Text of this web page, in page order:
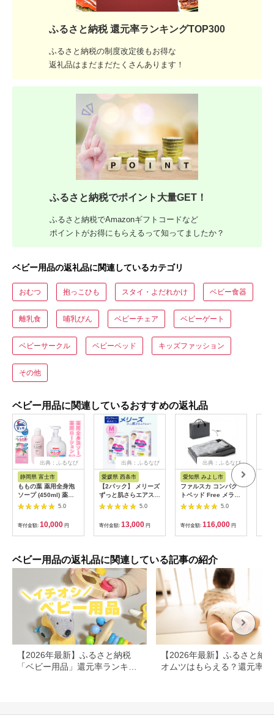
ふるさと納税 還元率ランキングTOP300
ふるさと納税の制度改定後もお得な
返礼品はまだまだたくさんあります！
ふるさと納税でポイント大量GET！
ふるさと納税でAmazonギフトコードなど
ポイントがお得にもらえるって知ってましたか？
ベビー用品の返礼品に関連しているカテゴリ
おむつ 抱っこひも スタイ・よだれかけ ベビー食器
離乳食 哺乳びん ベビーチェア ベビーゲート
ベビーサークル ベビーベッド キッズファッション
その他
ベビー用品に関連しているおすすめの返礼品
出典：ふるなび
静岡県 富士市
ももの葉 薬用全身泡
ソープ (450ml) 薬用
ローション (200ml)
ースキンケア ベビー
用品 赤ちゃん 無添加
弱酸性 低刺激 赤ちゃ
品 富士市 [sf012-030]
5.0
寄付金額: 10,000 円
出典：ふるなび
愛媛県 西条市
【2パック】 メリーズ
ずっと肌さらエアスル
ー 【パンツタイ
入り）×2パック ｜オ
ムツ 紙おむつ ベビー
用品
5.0
寄付金額: 13,000 円
出典：ふるなび
愛知県 みよし市
ファルスカ コンパク
トベッド Free メラン
ジグレー
5.0
寄付金額: 116,000 円
ベビー用品の返礼品に関連している記事の紹介
【2026年最新】ふるさと納税
「ベビー用品」還元率ランキン
【2026年最新】ふるさと納
オムツはもらえる？還元率・